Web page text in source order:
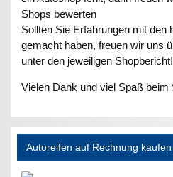
Shops bewerten
Sollten Sie Erfahrungen mit den
gemacht haben, freuen wir uns
unter den jeweiligen Shopbericht!
Vielen Dank und viel Spaß beim
Autoreifen auf Rechnung kaufen